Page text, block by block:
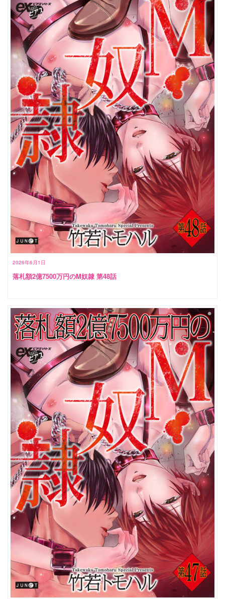
2026年6月1日
落札額2億7500万円のM奴隷 第48話